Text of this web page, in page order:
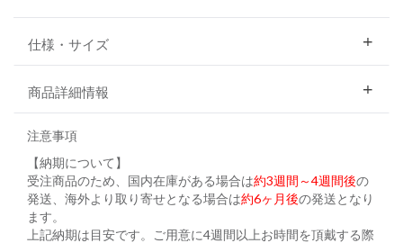
仕様・サイズ
商品詳細情報
注意事項
【納期について】
受注商品のため、国内在庫がある場合は約3週間～4週間後の
発送、海外より取り寄せとなる場合は約6ヶ月後の発送となり
ます。
上記納期は目安です。ご用意に4週間以上お時間を頂戴する際